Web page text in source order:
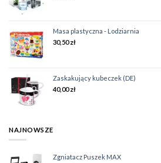
Masa plastyczna - Lodziarnia
30,50zł
Zaskakujący kubeczek (DE)
40,00zł
NAJNOWSZE
Zgniatacz Puszek MAX